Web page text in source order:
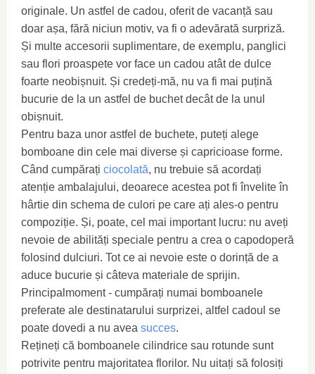
originale. Un astfel de cadou, oferit de vacanță sau
doar așa, fără niciun motiv, va fi o adevărată surpriză.
Și multe accesorii suplimentare, de exemplu, panglici
sau flori proaspete vor face un cadou atât de dulce
foarte neobișnuit. Și credeți-mă, nu va fi mai puțină
bucurie de la un astfel de buchet decât de la unul
obișnuit.
Pentru baza unor astfel de buchete, puteți alege
bomboane din cele mai diverse și capricioase forme.
Când cumpărați ciocolată, nu trebuie să acordați
atenție ambalajului, deoarece acestea pot fi învelite în
hârtie din schema de culori pe care ați ales-o pentru
compoziție. Și, poate, cel mai important lucru: nu aveți
nevoie de abilități speciale pentru a crea o capodoperă
folosind dulciuri. Tot ce ai nevoie este o dorință de a
aduce bucurie și câteva materiale de sprijin.
Principalmoment - cumpărați numai bomboanele
preferate ale destinatarului surprizei, altfel cadoul se
poate dovedi a nu avea succes.
Rețineți că bomboanele cilindrice sau rotunde sunt
potrivite pentru majoritatea florilor. Nu uitați să folosiți